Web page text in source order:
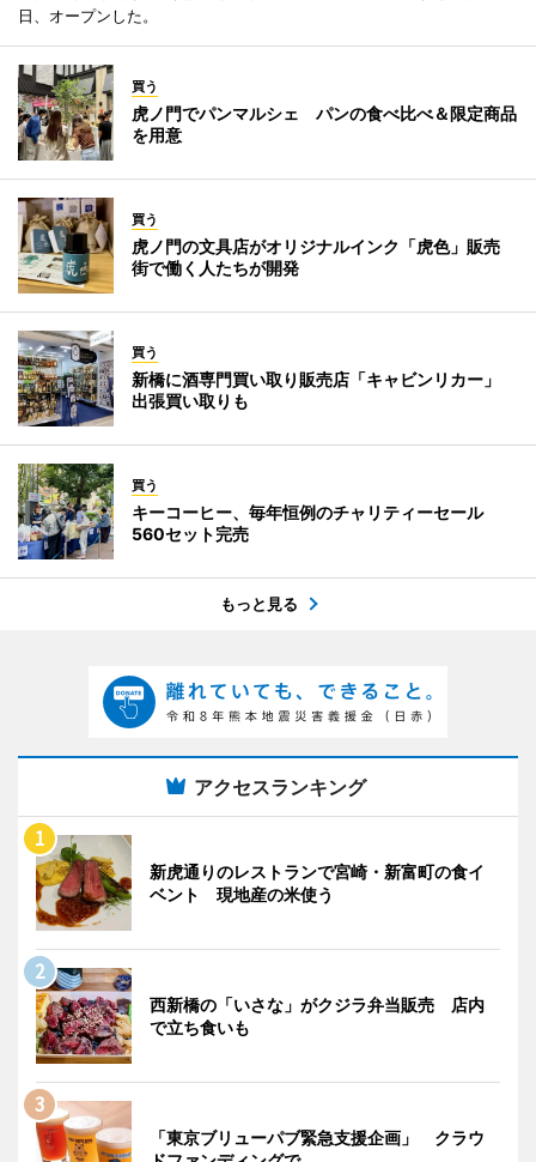
日、オープンした。
買う
虎ノ門でパンマルシェ パンの食べ比べ＆限定商品
を用意
買う
虎ノ門の文具店がオリジナルインク「虎色」販売
街で働く人たちが開発
買う
新橋に酒専門買い取り販売店「キャビンリカー」
出張買い取りも
買う
キーコーヒー、毎年恒例のチャリティーセール
560セット完売
もっと見る
アクセスランキング
新虎通りのレストランで宮崎・新富町の食イ
ベント 現地産の米使う
西新橋の「いさな」がクジラ弁当販売 店内
で立ち食いも
「東京ブリューパブ緊急支援企画」 クラウ